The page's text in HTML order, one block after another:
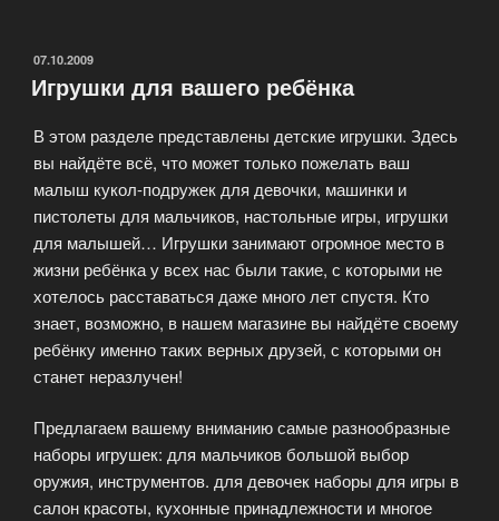
ОПУБЛИКОВАНО
07.10.2009
Игрушки для вашего ребёнка
В этом разделе представлены детские игрушки. Здесь
вы найдёте всё, что может только пожелать ваш
малыш кукол-подружек для девочки, машинки и
пистолеты для мальчиков, настольные игры, игрушки
для малышей… Игрушки занимают огромное место в
жизни ребёнка у всех нас были такие, с которыми не
хотелось расставаться даже много лет спустя. Кто
знает, возможно, в нашем магазине вы найдёте своему
ребёнку именно таких верных друзей, с которыми он
станет неразлучен!
Предлагаем вашему вниманию самые разнообразные
наборы игрушек: для мальчиков большой выбор
оружия, инструментов. для девочек наборы для игры в
салон красоты, кухонные принадлежности и многое